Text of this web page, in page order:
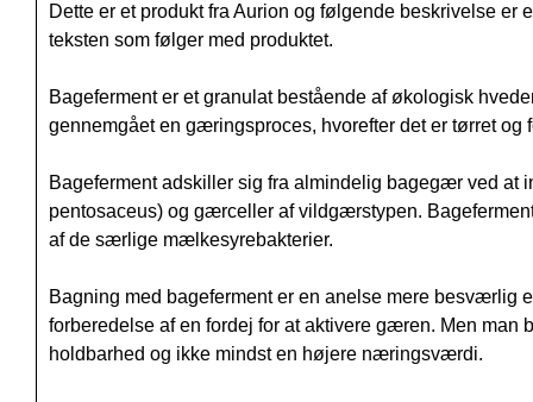
Dette er et produkt fra Aurion og følgende beskrivelse er
teksten som følger med produktet.
Bageferment er et granulat bestående af økologisk
gennemgået en gæringsproces, hvorefter det er tørret og
Bageferment adskiller sig fra almindelig bagegær ved
pentosaceus) og gærceller af vildgærstypen.
af de særlige mælkesyrebakterier.
Bagning med bageferment er en anelse mere
forberedelse af en fordej for at aktivere gæren. Men
holdbarhed og ikke mindst en højere næringsværdi.